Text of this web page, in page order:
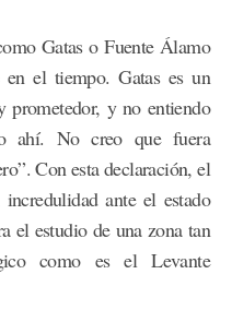
Gatas o Fuente Álamo
en el tiempo. Gatas es un
prometedor, y no entiendo
ahí. No creo que fuera
Con esta declaración, el
ante el estado
el estudio de una zona tan
como es el Levante